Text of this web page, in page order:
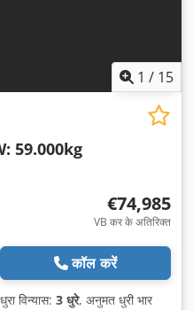
1 / 15
59.000kg
€74,985
VB कर के अतिरिक्त
कॉल करें
विन्यास: 3 धुरे, अनुमत धुरी भार